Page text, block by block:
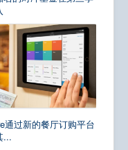
通过新的餐厅订购平台
...